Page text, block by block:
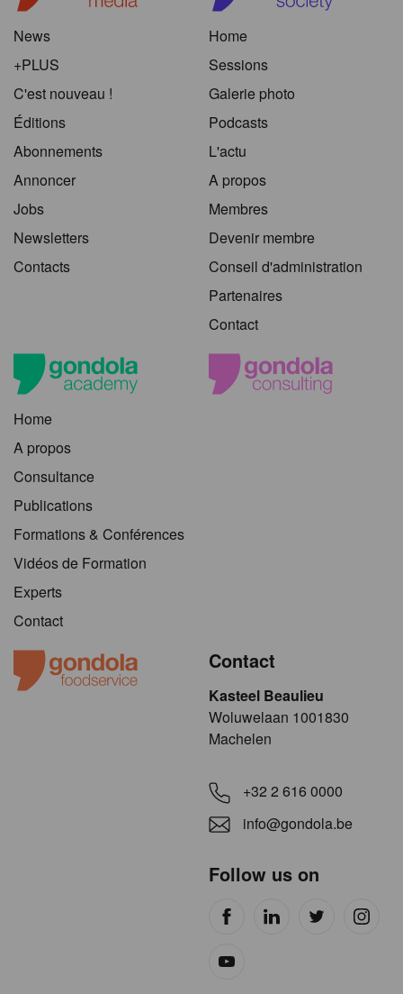
News
+PLUS
C'est nouveau !
Éditions
Abonnements
Annoncer
Jobs
Newsletters
Contacts
Home
Sessions
Galerie photo
Podcasts
L'actu
A propos
Membres
Devenir membre
Conseil d'administration
Partenaires
Contact
Home
A propos
Consultance
Publications
Formations & Conférences
Vidéos de Formation
Experts
Contact
Contact
Kasteel Beaulieu
​​​Woluwelaan 1001830
Machelen
+32 2 616 0000
info@gondola.be
Follow us on